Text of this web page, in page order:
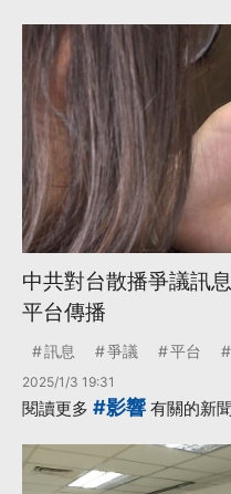
中共對台散播爭議訊
平台傳播
訊息 爭議 平台
2025/1/3 19:31
閱讀更多 #影響 有關的新